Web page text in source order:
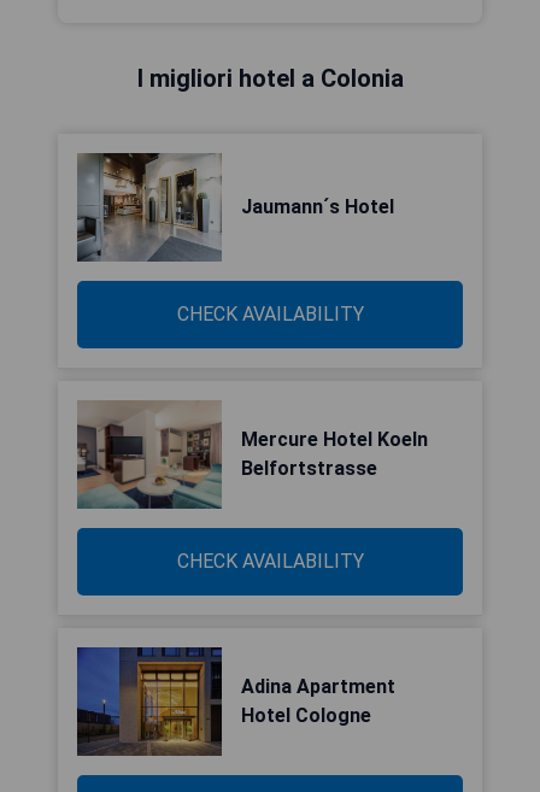
I migliori hotel a Colonia
Jaumann´s Hotel
CHECK AVAILABILITY
Mercure Hotel Koeln
Belfortstrasse
CHECK AVAILABILITY
Adina Apartment
Hotel Cologne